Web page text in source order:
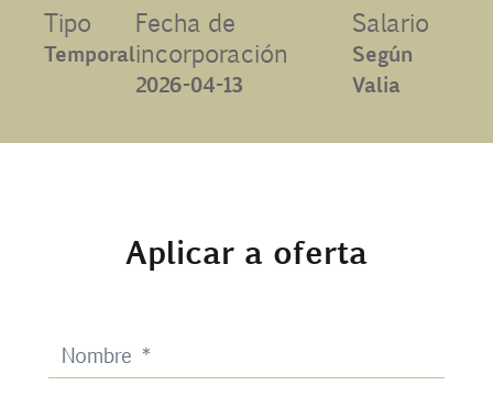
Contacto
Tipo
Temporal
Fecha de
incorporación
2026-04-13
Salario
Según
Valia
Aplicar a oferta